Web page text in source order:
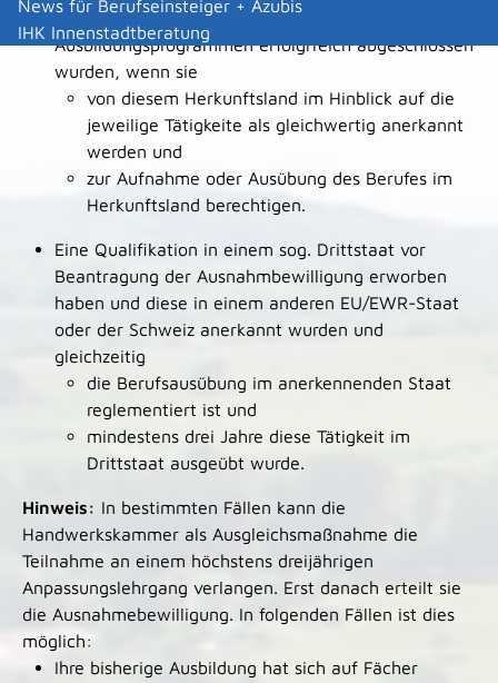
News für Berufseinsteiger + Azubis
IHK Innenstadtberatung
entsprechender Teilzeitbasis im Rahmen von
Ausbildungsprogrammen erfolgrreich abgeschlossen
wurden, wenn sie
von diesem Herkunftsland im Hinblick auf die
jeweilige Tätigkeite als gleichwertig anerkannt
werden und
zur Aufnahme oder Ausübung des Berufes im
Herkunftsland berechtigen.
Eine Qualifikation in einem sog. Drittstaat vor
Beantragung der Ausnahmbewilligung erworben
haben und diese in einem anderen EU/EWR-Staat
oder der Schweiz anerkannt wurden und
gleichzeitig
die Berufsausübung im anerkennenden Staat
reglementiert ist und
mindestens drei Jahre diese Tätigkeit im
Drittstaat ausgeübt wurde.
Hinweis: In bestimmten Fällen kann die
Handwerkskammer als Ausgleichsmaßnahme die
Teilnahme an einem höchstens dreijährigen
Anpassungslehrgang verlangen. Erst danach erteilt sie
die Ausnahmebewilligung. In folgenden Fällen ist dies
möglich:
Ihre bisherige Ausbildung hat sich auf Fächer